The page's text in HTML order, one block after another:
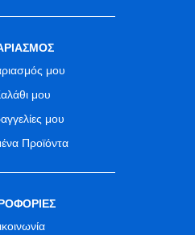
μου
μου
μου
Προϊόντα